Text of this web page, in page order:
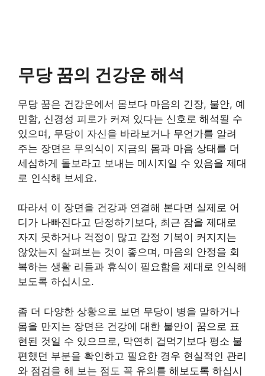
무당 꿈의 건강운 해석
무당 꿈은 건강운에서 몸보다 마음의 긴장, 불안, 예
민함, 신경성 피로가 커져 있다는 신호로 해석될 수
있으며, 무당이 자신을 바라보거나 무언가를 알려
주는 장면은 무의식이 지금의 몸과 마음 상태를 더
세심하게 돌보라고 보내는 메시지일 수 있음을 제대
로 인식해 보세요.
따라서 이 장면을 건강과 연결해 본다면 실제로 어
디가 나빠진다고 단정하기보다, 최근 잠을 제대로
자지 못하거나 걱정이 많고 감정 기복이 커지지는
않았는지 살펴보는 것이 좋으며, 마음의 안정을 회
복하는 생활 리듬과 휴식이 필요함을 제대로 인식해
보도록 하십시오.
좀 더 다양한 상황으로 보면 무당이 병을 말하거나
몸을 만지는 장면은 건강에 대한 불안이 꿈으로 표
현된 것일 수 있으므로, 막연히 겁먹기보다 평소 불
편했던 부분을 확인하고 필요한 경우 현실적인 관리
와 점검을 해 보는 점도 꼭 유의를 해보도록 하십시